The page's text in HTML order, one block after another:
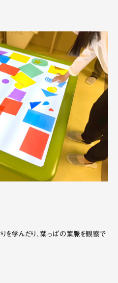
を学んだり、葉っぱの葉脈を観察で